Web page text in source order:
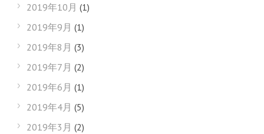
2019年10月 (1)
2019年9月 (1)
2019年8月 (3)
2019年7月 (2)
2019年6月 (1)
2019年4月 (5)
2019年3月 (2)